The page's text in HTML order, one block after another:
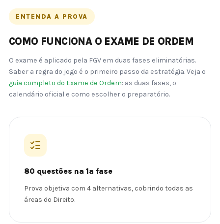
ENTENDA A PROVA
COMO FUNCIONA O EXAME DE ORDEM
O exame é aplicado pela FGV em duas fases eliminatórias.
Saber a regra do jogo é o primeiro passo da estratégia. Veja o
guia completo do Exame de Ordem: as duas fases, o
calendário oficial e como escolher o preparatório.
80 questões na 1ª fase
Prova objetiva com 4 alternativas, cobrindo todas as
áreas do Direito.